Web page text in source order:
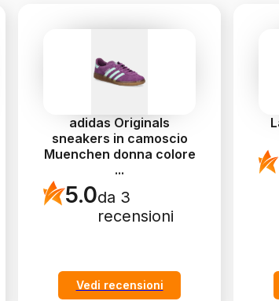
adidas Originals
sneakers in camoscio
Muenchen donna colore
...
5.0da 3
recensioni
Vedi recensioni